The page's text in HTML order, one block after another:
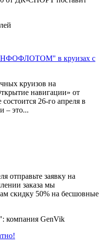
в круизах с
круизов на
навигации» от
26-го апреля в
– это...
отправьте заявку на
заказа мы
скидку 50% на бесшовные
компания GenVik